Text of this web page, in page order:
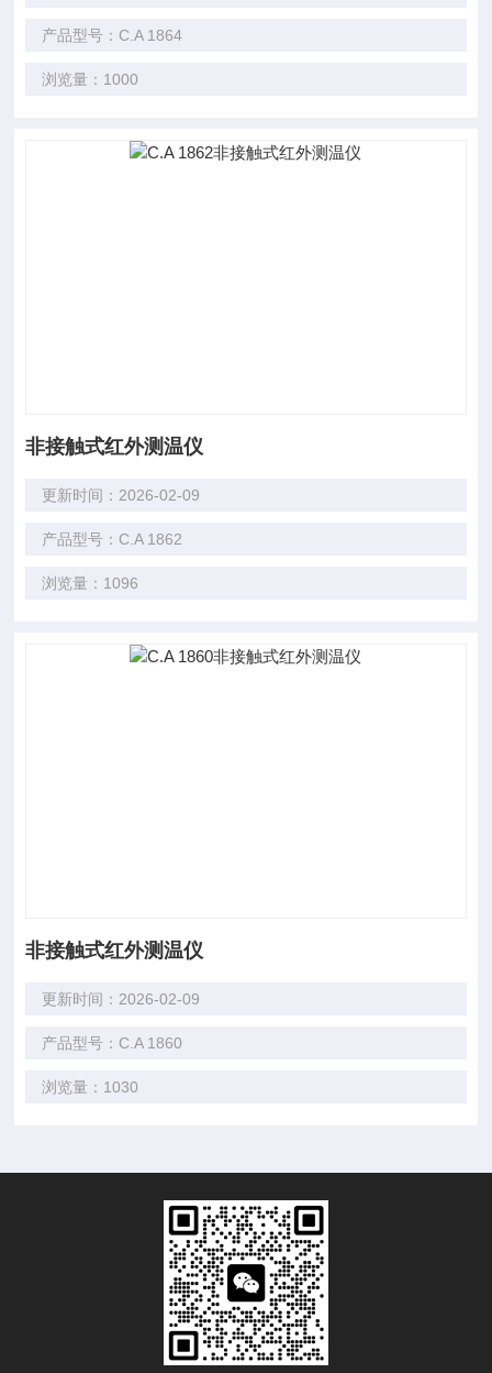
产品型号：C.A 1864
浏览量：1000
非接触式红外测温仪
更新时间：2026-02-09
产品型号：C.A 1862
浏览量：1096
非接触式红外测温仪
更新时间：2026-02-09
产品型号：C.A 1860
浏览量：1030